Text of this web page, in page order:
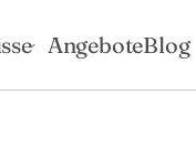
AngeboteBlog